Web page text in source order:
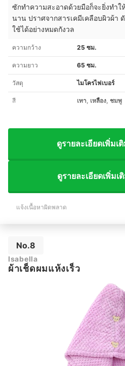
ซักทำความสะอาดด้วยมือก็จะยิ่งทำใ
นาน ปราศจากสารเคมีเคลือบผิวผ้า
ใช้ได้อย่างหมดกังวล
ความกว้าง 25 ซม.
ความยาว 65 ซม.
วัสดุ ไมโครไฟเบอร์
สี เทา, เหลือง, ชมพู
ดูรายละเอียดเพิ่มเ
ดูรายละเอียดเพิ่มเ
แจ้งเนื้อหาผิดพลาด
No.8
Isabella
ผ้าเช็ดผมแห้งเร็ว